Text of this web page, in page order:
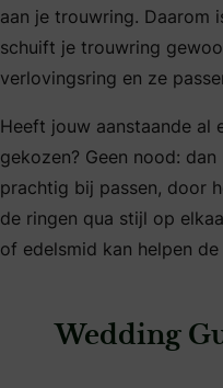
aan je trouwring. Daarom
schuift je trouwring
verlovingsring en ze
Heeft jouw aanstaande al
gekozen? Geen nood:
prachtig bij passen, door
de ringen qua stijl op
of edelsmid kan helpen
Wedding